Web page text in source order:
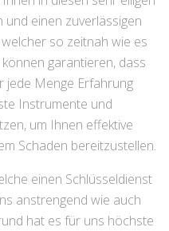
und einen zuverlässigen
so zeitnah wie es
garantieren, dass
Menge Erfahrung
Instrumente und
um Ihnen effektive
Schaden bereitzustellen.
einen Schlüsseldienst
anstrengend wie auch
hat es für uns höchste